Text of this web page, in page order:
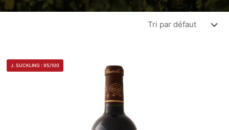
J. SUCKLING : 95/100